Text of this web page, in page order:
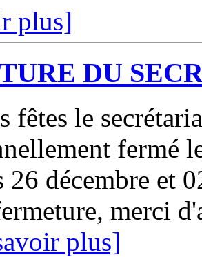
plus]
DU
fêtes le
fermé
26 décembre et
merci
plus]